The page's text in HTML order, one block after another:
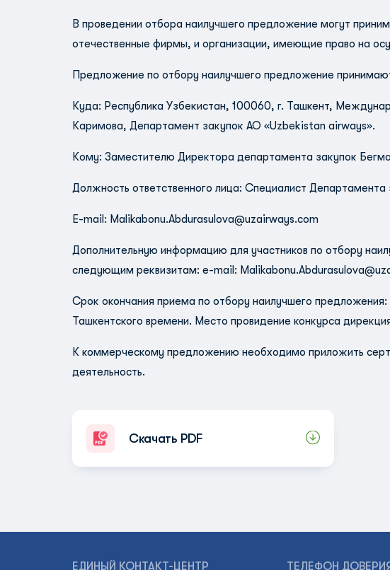
В проведении отбора наилучшего предложение могут
отечественные фирмы, и организации, имеющие право на
Предложение по отбору наилучшего предложение
Куда: Республика Узбекистан, 100060, г. Ташкент,
Каримова, Департамент закупок АО «Uzbekistan airways».
Кому: Заместителю Директора департамента закупок
Должность ответственного лица: Специалист
E-mail: Malikabonu.Abdurasulova@uzairways.com
Дополнительную информацию для участников по отбору
следующим реквизитам: e-mail:
Срок окончания приема по отбору наилучшего
Ташкентского времени. Место провидение конкурса
К коммерческому предложению необходимо приложить
деятельность.
Скачать PDF
ЕДИНЫЙ КОНТАКТ-ЦЕНТР ТЕЛЕФОН